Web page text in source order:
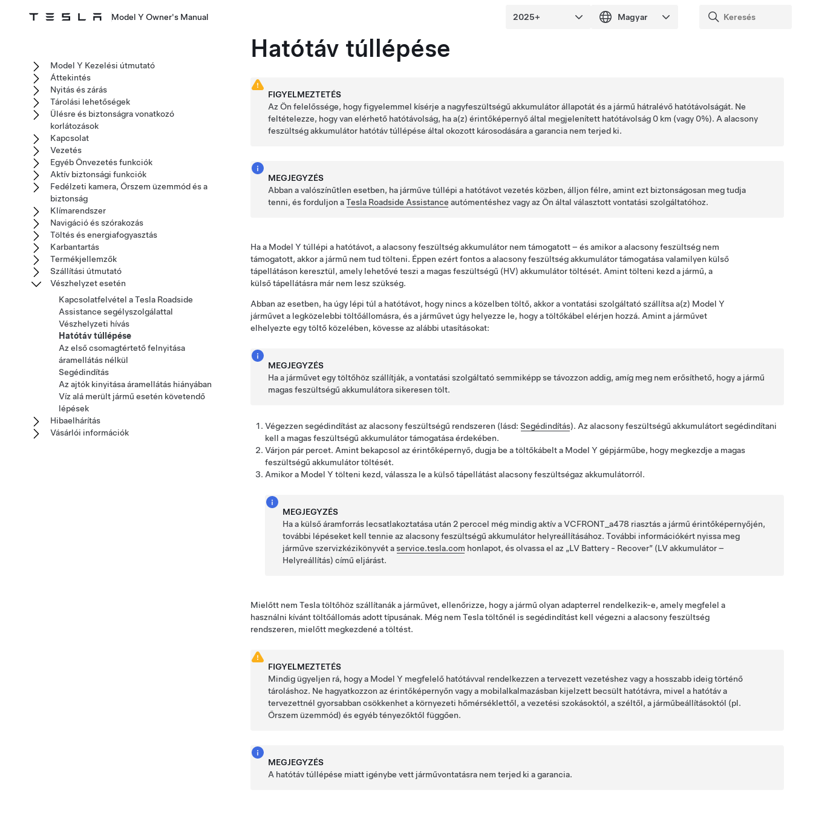
Model Y Owner's Manual
Hatótáv túllépése
FIGYELMEZTETÉS
Az Ön felelőssége, hogy figyelemmel kísérje a nagyfeszültségű akkumulátor állapotát és a jármű hátralévő hatótávolságát. Ne
feltételezze, hogy van elérhető hatótávolság, ha a(z)érintőképernyőáltal megjelenített hatótávolság 0 km (vagy 0%). Aalacsony
feszültségakkumulátor hatótáv túllépése által okozott károsodására a garancia nem terjed ki.
MEGJEGYZÉS
Abban a valószínűtlen esetben, ha járműve túllépi a hatótávot vezetés közben, álljon félre, amint ezt biztonságosan meg tudja
tenni, és forduljon aTesla Roadside Assistance autómentéshez vagy az Ön által választott vontatási szolgáltatóhoz.
Ha a Model Y túllépi a hatótávot, aalacsony feszültségakkumulátor nem támogatott – és amikor aalacsony feszültség nem
támogatott, akkor a jármű nem tud tölteni. Éppen ezért fontos aalacsony feszültségakkumulátor támogatása valamilyen külső
tápellátáson keresztül, amely lehetővé teszi a magas feszültségű (HV) akkumulátor töltését. Amint tölteni kezd a jármű, a
külső tápellátásra már nem lesz szükség.
Abban az esetben, ha úgy lépi túl a hatótávot, hogy nincs a közelben töltő, akkor a vontatási szolgáltató szállítsa a(z) Model Y
járművet a legközelebbi töltőállomásra, és a járművet úgy helyezze le, hogy a töltőkábel elérjen hozzá. Amint a járművet
elhelyezte egy töltő közelében, kövesse az alábbi utasításokat:
MEGJEGYZÉS
Ha a járművet egy töltőhöz szállítják, a vontatási szolgáltató semmiképp se távozzon addig, amíg meg nem erősíthető, hogy a jármű
magas feszültségű akkumulátora sikeresen tölt.
Végezzen segédindítást az alacsony feszültségű rendszeren (lásd: Segédindítás). Az alacsony feszültségű akkumulátort segédindítani
kell a magas feszültségű akkumulátor támogatása érdekében.
Várjon pár percet. Amint bekapcsol az érintőképernyő, dugja be a töltőkábelt a Model Y gépjárműbe, hogy megkezdje a magas
feszültségű akkumulátor töltését.
Amikor a Model Y tölteni kezd, válassza le a külső tápellátástalacsony feszültségaz akkumulátorról.
MEGJEGYZÉS
Ha a külső áramforrás lecsatlakoztatása után 2 perccel még mindig aktív aVCFRONT_a478 riasztás a jármű érintőképernyőjén,
további lépéseket kell tennie az alacsony feszültségű akkumulátor helyreállításához. További információkért nyissa meg
járműve szervizkézikönyvét aservice.tesla.com honlapot, és olvassa el az „LV Battery - Recover” (LV akkumulátor –
Helyreállítás) című eljárást.
Mielőtt nem Tesla töltőhöz szállítanák a járművet, ellenőrizze, hogy a jármű olyan adapterrel rendelkezik-e, amely megfelel a
használni kívánt töltőállomás adott típusának. Még nem Tesla töltőnél is segédindítást kell végezni aalacsony feszültség
rendszeren, mielőtt megkezdené a töltést.
FIGYELMEZTETÉS
Mindig ügyeljen rá, hogy a Model Y megfelelő hatótávval rendelkezzen a tervezett vezetéshez vagy a hosszabb ideig történő
tároláshoz. Ne hagyatkozzon az érintőképernyőn vagy a mobilalkalmazásban kijelzett becsült hatótávra, mivel a hatótáv a
tervezettnél gyorsabban csökkenhet a környezeti hőmérséklettől, a vezetési szokásoktól, a széltől, a járműbeállításoktól (pl.
Őrszem üzemmód) és egyéb tényezőktől függően.
MEGJEGYZÉS
A hatótáv túllépése miatt igénybe vett járművontatásra nem terjed ki a garancia.
Model Y Kezelési útmutató
Áttekintés
Nyitás és zárás
Tárolási lehetőségek
Ülésre és biztonságra vonatkozó
korlátozások
Kapcsolat
Vezetés
Egyéb Önvezetés funkciók
Aktív biztonsági funkciók
Fedélzeti kamera, Őrszem üzemmód és a
biztonság
Klímarendszer
Navigáció és szórakozás
Töltés és energiafogyasztás
Karbantartás
Termékjellemzők
Szállítási útmutató
Vészhelyzet esetén
Kapcsolatfelvétel a Tesla Roadside
Assistance segélyszolgálattal
Vészhelyzeti hívás
Hatótáv túllépése
Az első csomagtértető felnyitása
áramellátás nélkül
Segédindítás
Az ajtók kinyitása áramellátás hiányában
Víz alá merült jármű esetén követendő
lépések
Hibaelhárítás
Vásárlói információk